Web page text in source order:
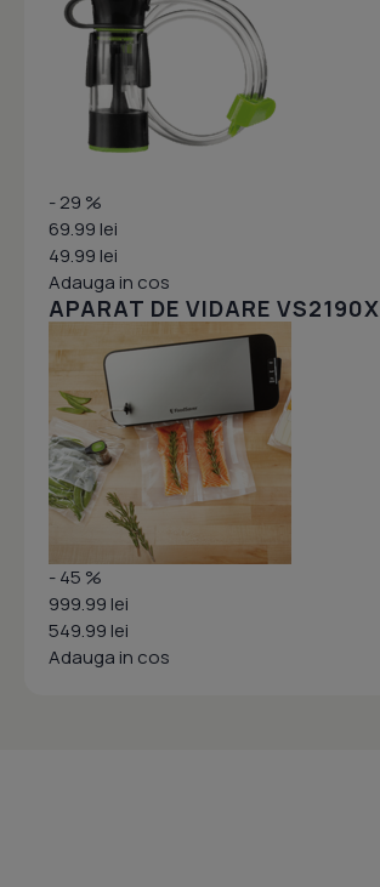
- 29 %
69.99 lei
49.99 lei
Adauga in cos
APARAT DE VIDARE VS2190X
- 45 %
999.99 lei
549.99 lei
Adauga in cos